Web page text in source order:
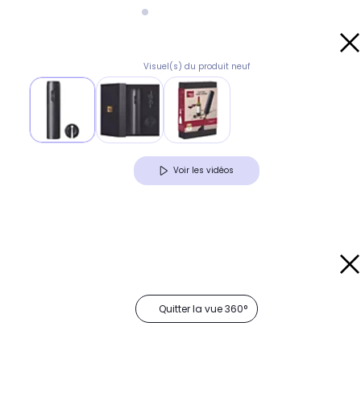
Visuel(s) du produit neuf
Voir les vidéos
Quitter la vue 360°